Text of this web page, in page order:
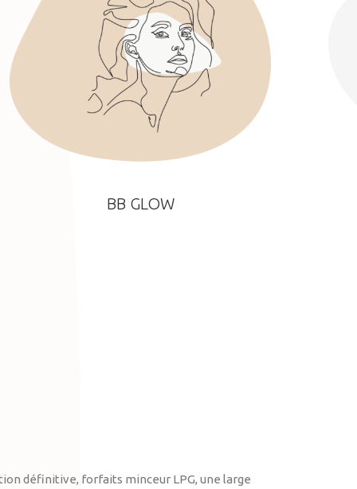
BB GLOW
définitive, forfaits minceur LPG, une large